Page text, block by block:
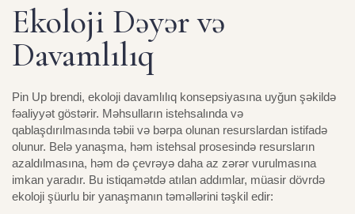
Ekoloji Dəyər və
Davamlılıq
Pin Up brendi, ekoloji davamlılıq konsepsiyasına uyğun şəkildə
fəaliyyət göstərir. Məhsulların istehsalında və
qablaşdırılmasında təbii və bərpa olunan resurslardan istifadə
olunur. Belə yanaşma, həm istehsal prosesində resursların
azaldılmasına, həm də çevrəyə daha az zərər vurulmasına
imkan yaradır. Bu istiqamətdə atılan addımlar, müasir dövrdə
ekoloji şüurlu bir yanaşmanın təməllərini təşkil edir: